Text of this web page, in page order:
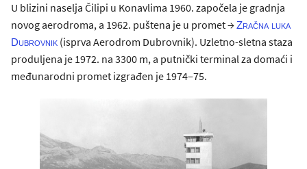
U blizini naselja Čilipi u Konavlima 1960. započela je gradnja
novog aerodroma, a 1962. puštena je u promet →Zračna luka
Dubrovnik (isprva Aerodrom Dubrovnik). Uzletno-sletna staza
produljena je 1972. na 3300 m, a putnički terminal za domaći i
međunarodni promet izgrađen je 1974‒75.